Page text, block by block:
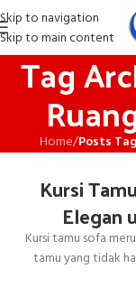
Skip to navigation
Skip to main content
Tag
Home/Posts
Kursi
Elegan
Kursi tamu sofa
tamu yang tidak